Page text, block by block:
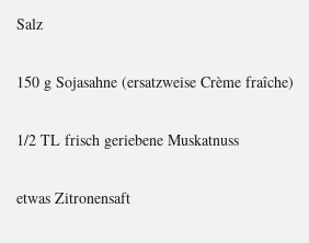
Salz
150 g Sojasahne (ersatzweise Crème fraîche)
1/2 TL frisch geriebene Muskatnuss
etwas Zitronensaft